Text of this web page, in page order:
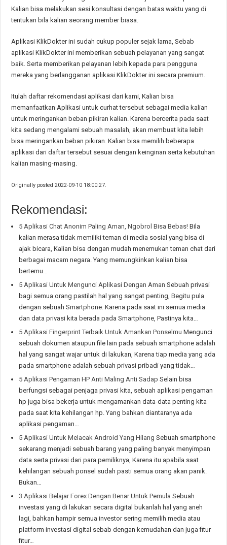
Kalian bisa melakukan sesi konsultasi dengan batas waktu yang di
tentukan bila kalian seorang member biasa.
Aplikasi KlikDokter ini sudah cukup populer sejak lama, Sebab
aplikasi KlikDokter ini memberikan sebuah pelayanan yang sangat
baik. Serta memberikan pelayanan lebih kepada para pengguna
mereka yang berlangganan aplikasi KlikDokter ini secara premium.
Itulah daftar rekomendasi aplikasi dari kami, Kalian bisa
memanfaatkan Aplikasi untuk curhat tersebut sebagai media kalian
untuk meringankan beban pikiran kalian. Karena bercerita pada saat
kita sedang mengalami sebuah masalah, akan membuat kita lebih
bisa meringankan beban pikiran. Kalian bisa memilih beberapa
aplikasi dari daftar tersebut sesuai dengan keinginan serta kebutuhan
kalian masing-masing.
Originally posted 2022-09-10 18:00:27.
Rekomendasi:
5 Aplikasi Chat Anonim Paling Aman, Ngobrol Bisa Bebas! Bila
kalian merasa tidak memiliki teman di media sosial yang bisa di
ajak bicara, Kalian bisa dengan mudah menemukan teman chat dari
berbagai macam negara. Yang memungkinkan kalian bisa
bertemu…
5 Aplikasi Untuk Mengunci Aplikasi Dengan Aman Sebuah privasi
bagi semua orang pastilah hal yang sangat penting, Begitu pula
dengan sebuah Smartphone. Karena pada saat ini semua media
dan data privasi kita berada pada Smartphone, Pastinya kita…
5 Aplikasi Fingerprint Terbaik Untuk Amankan Ponselmu Mengunci
sebuah dokumen ataupun file lain pada sebuah smartphone adalah
hal yang sangat wajar untuk di lakukan, Karena tiap media yang ada
pada smartphone adalah sebuah privasi pribadi yang tidak…
5 Aplikasi Pengaman HP Anti Maling Anti Sadap Selain bisa
berfungsi sebagai penjaga privasi kita, sebuah aplikasi pengaman
hp juga bisa bekerja untuk mengamankan data-data penting kita
pada saat kita kehilangan hp. Yang bahkan diantaranya ada
aplikasi pengaman…
5 Aplikasi Untuk Melacak Android Yang Hilang Sebuah smartphone
sekarang menjadi sebuah barang yang paling banyak menyimpan
data serta privasi dari para pemiliknya, Karena itu apabila saat
kehilangan sebuah ponsel sudah pasti semua orang akan panik.
Bukan…
3 Aplikasi Belajar Forex Dengan Benar Untuk Pemula Sebuah
investasi yang di lakukan secara digital bukanlah hal yang aneh
lagi, bahkan hampir semua investor sering memilih media atau
platform investasi digital sebab dengan kemudahan dan juga fitur
fitur…